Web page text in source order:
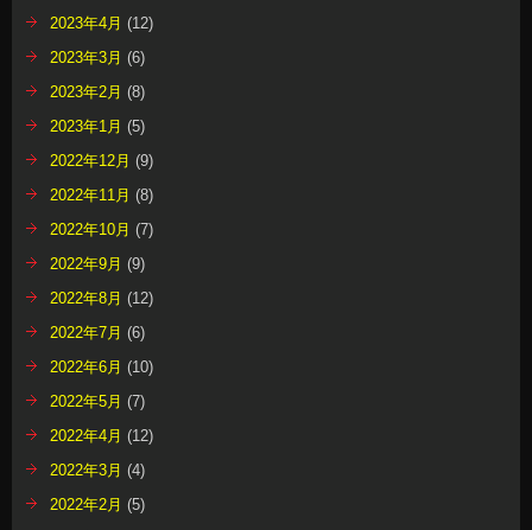
2023年4月 (12)
2023年3月 (6)
2023年2月 (8)
2023年1月 (5)
2022年12月 (9)
2022年11月 (8)
2022年10月 (7)
2022年9月 (9)
2022年8月 (12)
2022年7月 (6)
2022年6月 (10)
2022年5月 (7)
2022年4月 (12)
2022年3月 (4)
2022年2月 (5)